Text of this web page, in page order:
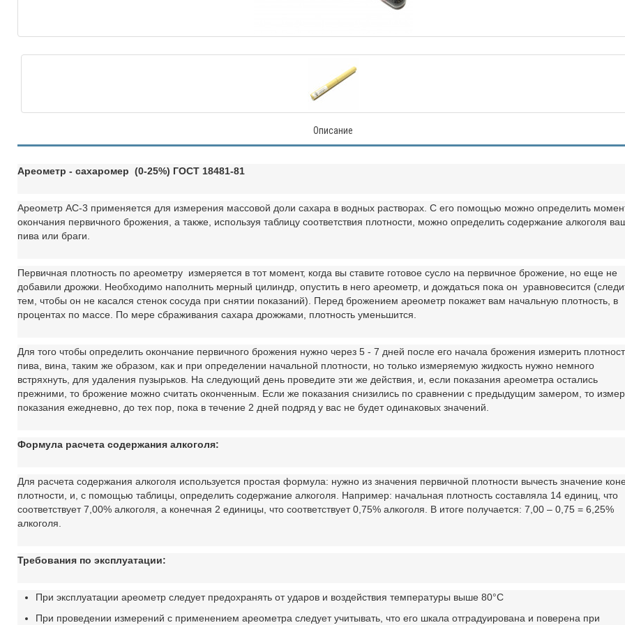
Описание
Ареометр - сахаромер (0-25%) ГОСТ 18481-81
Ареометр АС-3 применяется для измерения массовой доли сахара в водных растворах. С его помощью можно определить
окончания первичного брожения, а также, используя таблицу соответствия плотности, можно определить содержание алкоголя
пива или браги.
Первичная плотность по ареометру измеряется в тот момент, когда вы ставите готовое сусло на первичное брожение, но еще не
добавили дрожжи. Необходимо наполнить мерный цилиндр, опустить в него ареометр, и дождаться пока он уравновесится
тем, чтобы он не касался стенок сосуда при снятии показаний). Перед брожением ареометр покажет вам начальную плотность, в
процентах по массе. По мере сбраживания сахара дрожжами, плотность уменьшится.
Для того чтобы определить окончание первичного брожения нужно через 5 - 7 дней после его начала брожения измерить
пива, вина, таким же образом, как и при определении начальной плотности, но только измеряемую жидкость нужно немного
встряхнуть, для удаления пузырьков. На следующий день проведите эти же действия, и, если показания ареометра остались
прежними, то брожение можно считать оконченным. Если же показания снизились по сравнении с предыдущим замером, то
показания ежедневно, до тех пор, пока в течение 2 дней подряд у вас не будет одинаковых значений.
Формула расчета содержания алкоголя:
Для расчета содержания алкоголя используется простая формула: нужно из значения первичной плотности вычесть значение
плотности, и, с помощью таблицы, определить содержание алкоголя. Например: начальная плотность составляла 14 единиц, что
соответствует 7,00% алкоголя, а конечная 2 единицы, что соответствует 0,75% алкоголя. В итоге получается: 7,00 – 0,75 = 6,25%
алкоголя.
Требования по эксплуатации:
При эксплуатации ареометр следует предохранять от ударов и воздействия температуры выше 80°С
При проведении измерений с применением ареометра следует учитывать, что его шкала отградуирована и поверена при